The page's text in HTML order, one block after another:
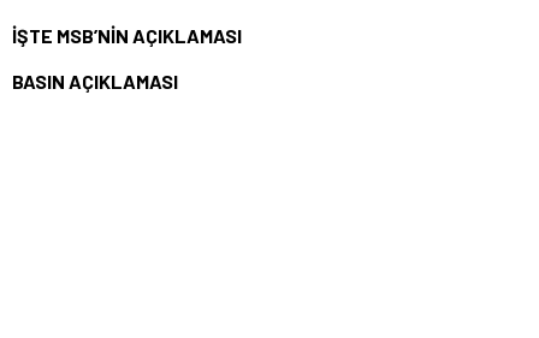
İŞTE MSB’NİN AÇIKLAMASI
BASIN AÇIKLAMASI